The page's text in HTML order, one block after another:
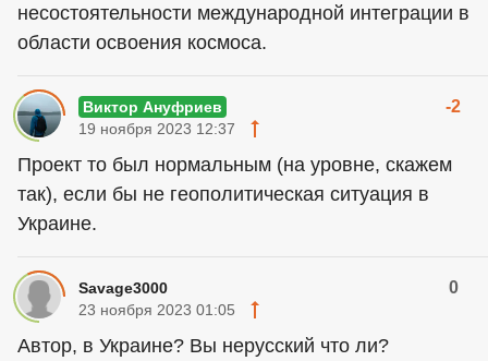
несостоятельности международной интеграции в
области освоения космоса.
Виктор Ануфриев -2
19 ноября 2023 12:37
Проект то был нормальным (на уровне, скажем
так), если бы не геополитическая ситуация в
Украине.
Savage3000 0
23 ноября 2023 01:05
Автор, в Украине? Вы нерусский что ли?